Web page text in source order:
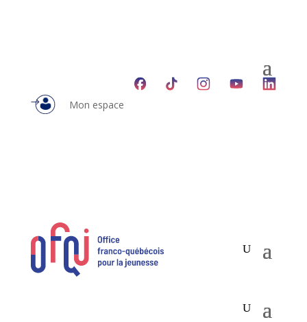
Mon espace